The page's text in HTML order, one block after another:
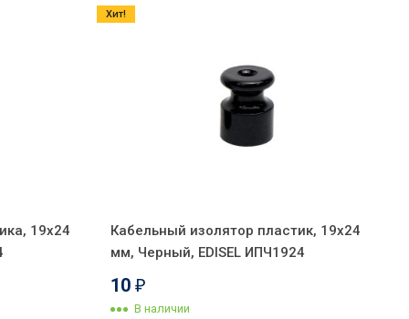
19х24
Кабельный изолятор пластик, 19х24
мм, Черный, EDISEL ИПЧ1924
10 ₽
В наличии
Хит!